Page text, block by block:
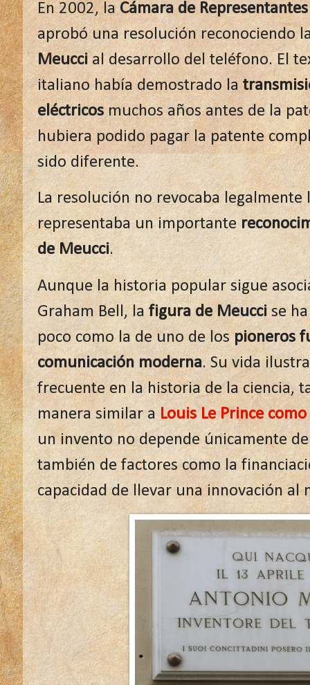
En 2002, laCámara de
aprobó una resolución reconociendo
Meuccial desarrollo del teléfono. El
italiano había demostrado la
eléctricosmuchos años antes de la
hubiera podido pagar la patente
sido diferente.
La resolución no revocaba legalmente
representaba un importante
de Meucci.
Aunque la historia popular sigue
Graham Bell, lafigura de Meuccise ha
poco como la de uno de lospioneros
comunicación moderna. Su vida
frecuente en la historia de la ciencia,
manera similar aLouis Le Prince
un invento no depende únicamente
también de factores como la
capacidad de llevar una innovación al